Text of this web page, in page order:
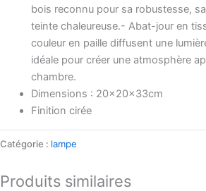
bois reconnu pour sa robustesse,
teinte chaleureuse.- Abat-jour en
couleur en paille diffusent une
idéale pour créer une atmosphère
chambre.
Dimensions : 20x20x33cm
Finition cirée
Catégorie : lampe
Produits similaires